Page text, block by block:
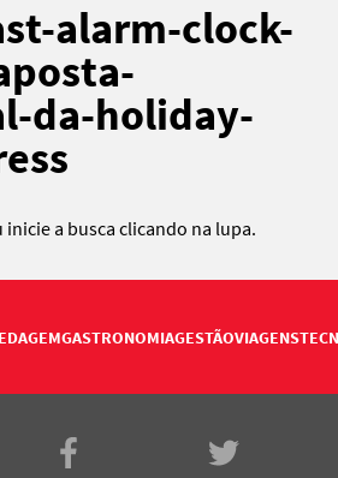
alarm-clock-
da-holiday-
inicie a busca clicando na lupa.
GASTRONOMIAGESTÃOVIAGENS